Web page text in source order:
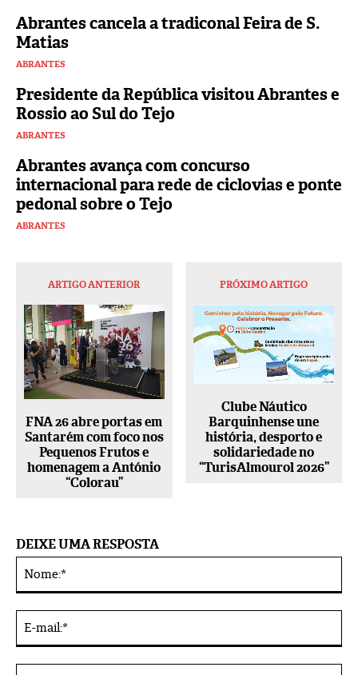
Abrantes cancela a tradiconal Feira de S.
Matias
ABRANTES
Presidente da República visitou Abrantes e
Rossio ao Sul do Tejo
ABRANTES
Abrantes avança com concurso
internacional para rede de ciclovias e ponte
pedonal sobre o Tejo
ABRANTES
ARTIGO ANTERIOR
FNA 26 abre portas em
Santarém com foco nos
Pequenos Frutos e
homenagem a António
“Colorau”
PRÓXIMO ARTIGO
Clube Náutico
Barquinhense une
história, desporto e
solidariedade no
“TurisAlmourol 2026”
DEIXE UMA RESPOSTA